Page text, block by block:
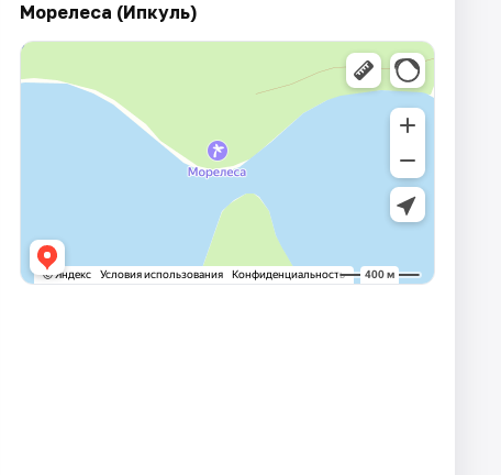
Морелеса (Ипкуль)